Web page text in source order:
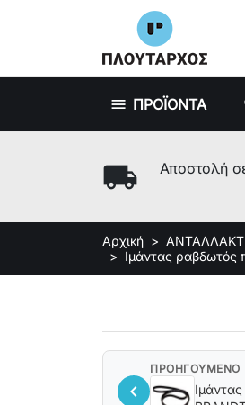
ΠΡΟΪΟΝΤΑ
local_shipping Αποστολή
Αρχική
Ιμάντας ραβδωτός
chevron_left
ΠΡΟΗΓΟΥΜΕΝΟ